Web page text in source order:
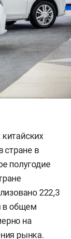
стране в
полугодие
222,3
в общем
на
рынка.